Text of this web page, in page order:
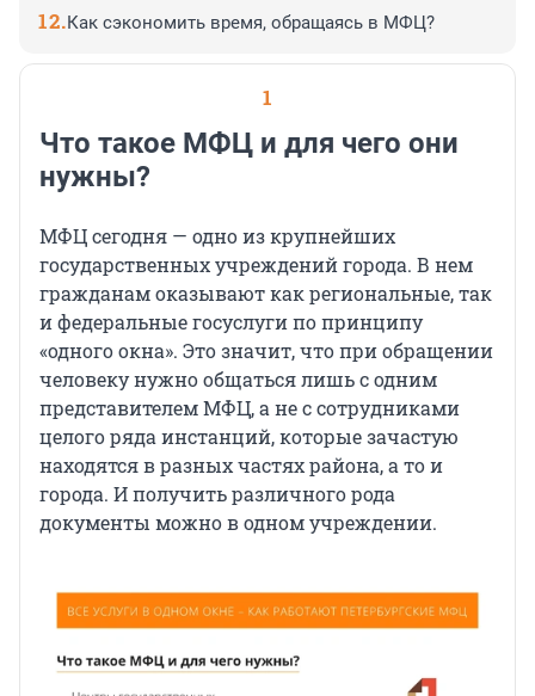
Как сэкономить время, обращаясь в МФЦ?
1
Что такое МФЦ и для чего они
нужны?
МФЦ сегодня — одно из крупнейших
государственных учреждений города. В нем
гражданам оказывают как региональные, так
и федеральные госуслуги по принципу
«одного окна». Это значит, что при обращении
человеку нужно общаться лишь с одним
представителем МФЦ, а не с сотрудниками
целого ряда инстанций, которые зачастую
находятся в разных частях района, а то и
города. И получить различного рода
документы можно в одном учреждении.